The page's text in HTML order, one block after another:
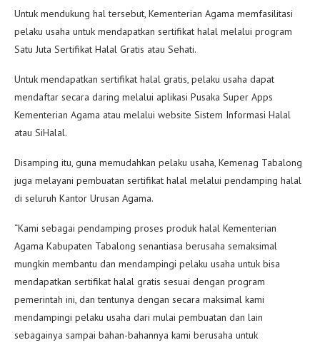
Untuk mendukung hal tersebut, Kementerian Agama memfasilitasi
pelaku usaha untuk mendapatkan sertifikat halal melalui program
Satu Juta Sertifikat Halal Gratis atau Sehati.
Untuk mendapatkan sertifikat halal gratis, pelaku usaha dapat
mendaftar secara daring melalui aplikasi Pusaka Super Apps
Kementerian Agama atau melalui website Sistem Informasi Halal
atau SiHalal.
Disamping itu, guna memudahkan pelaku usaha, Kemenag Tabalong
juga melayani pembuatan sertifikat halal melalui pendamping halal
di seluruh Kantor Urusan Agama.
“Kami sebagai pendamping proses produk halal Kementerian
Agama Kabupaten Tabalong senantiasa berusaha semaksimal
mungkin membantu dan mendampingi pelaku usaha untuk bisa
mendapatkan sertifikat halal gratis sesuai dengan program
pemerintah ini, dan tentunya dengan secara maksimal kami
mendampingi pelaku usaha dari mulai pembuatan dan lain
sebagainya sampai bahan-bahannya kami berusaha untuk